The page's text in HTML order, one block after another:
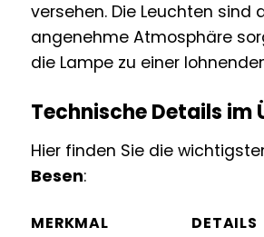
versehen. Die Leuchten sind
angenehme Atmosphäre
die Lampe zu einer
Technische Details im
Hier finden Sie die
Besen:
MERKMAL
DETAILS